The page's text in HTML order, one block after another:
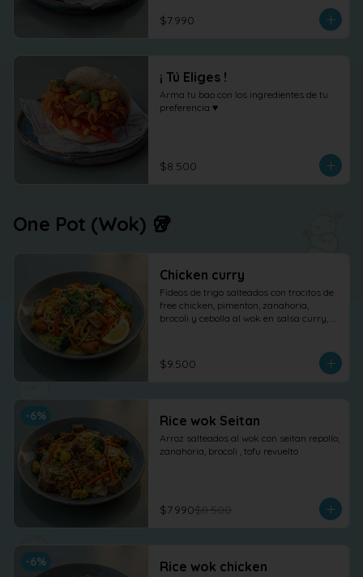
cilantro fresco.
$7.990
¡ Tú Eliges !
Arma tu bao con los ingredientes de tu
preferencia ♥
$8.500
One Pot (Wok) 🥡
Chicken curry
Fideos de trigo salteados con trocitos de
free chicken, pimenton, zanahoria,
brocoli y cebolla al wok en salsa curry,
$9.500
-6% Rice wok Seitan
Arroz salteados al wok con seitan repollo,
zanahoria, brocoli , tofu revuelto
$7.990$8.500
-6% Rice wok chicken